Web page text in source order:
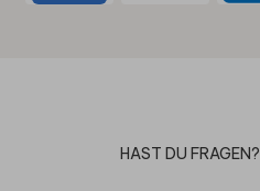
HAST DU FRAGEN?